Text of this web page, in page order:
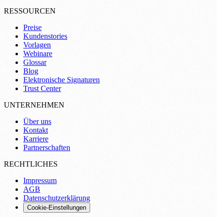
RESSOURCEN
Preise
Kundenstories
Vorlagen
Webinare
Glossar
Blog
Elektronische Signaturen
Trust Center
UNTERNEHMEN
Über uns
Kontakt
Karriere
Partnerschaften
RECHTLICHES
Impressum
AGB
Datenschutzerklärung
Cookie-Einstellungen